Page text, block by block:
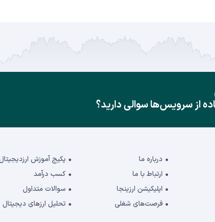
از سرویس‌ها سوالی دارید؟
درباره ما
ارتباط با ما
اپلیکیشن ارزینجا
فرصت‌های شغلی
پکیج آموزش
کسب درآمد
سوالات متداول
تحلیل ارزهای دیجیتال